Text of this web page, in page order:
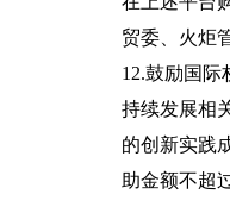
贸委、火炬
12.鼓励国
持续发展相
的创新实践
助金额不超